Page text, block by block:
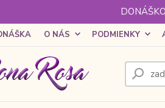
O NÁS PODMIENKY